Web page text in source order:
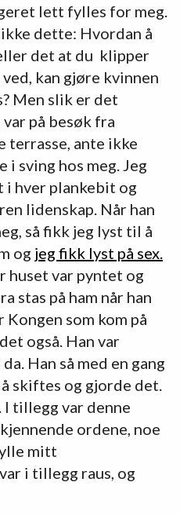
lett fylles for meg.
dette: Hvordan å
det at du klipper
kan gjøre kvinnen
Men slik er det
på besøk fra
terrasse, ante ikke
sving hos meg. Jeg
hver plankebit og
lidenskap. Når han
så fikk jeg lyst til å
og jeg fikk lyst på sex.
huset var pyntet og
stas på ham når han
som kom på
også. Han var
Han så med en gang
skiftes og gjorde det.
tillegg var denne
ordene, noe
mitt
i tillegg raus, og